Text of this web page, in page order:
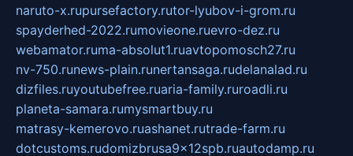
naruto-x.rupursefactory.rutor-lyubov-i-grom.ru
spayderhed-2022.rumovieone.ruevro-dez.ru
webamator.ruma-absolut1.ruavtopomosch27.ru
nv-750.runews-plain.runertansaga.rudelanalad.ru
dizfiles.ruyoutubefree.ruaria-family.ruroadli.ru
planeta-samara.rumysmartbuy.ru
matrasy-kemerovo.ruashanet.rutrade-farm.ru
dotcustoms.rudomizbrusa9x12spb.ruautodamp.ru